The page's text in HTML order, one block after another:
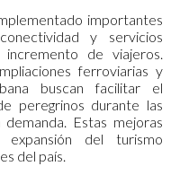
importantes
y servicios
de viajeros.
ferroviarias y
buscan facilitar el
peregrinos durante las
Estas mejoras
del turismo
del país.